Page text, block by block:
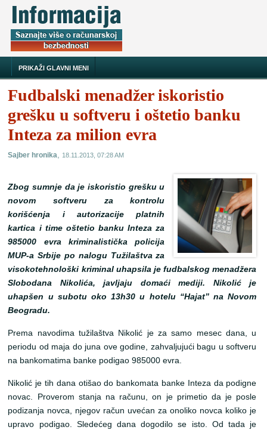
PRIKAŽI GLAVNI MENI
Fudbalski menadžer iskoristio
grešku u softveru i oštetio banku
Inteza za milion evra
Sajber hronika, 18.11.2013, 07:28 AM
Zbog sumnje da je iskoristio grešku u
novom softveru za kontrolu
korišćenja i autorizacije platnih
kartica i time oštetio banku Inteza za
985000 evra kriminalistička policija
MUP-a Srbije po nalogu Tužilaštva za
visokotehnološki kriminal uhapsila je fudbalskog menadžera
Slobodana Nikolića, javljaju domaći mediji. Nikolić je
uhapšen u subotu oko 13h30 u hotelu “Hajat” na Novom
Beogradu.
Prema navodima tužilaštva Nikolić je za samo mesec dana, u
periodu od maja do juna ove godine, zahvaljujući bagu u softveru
na bankomatima banke podigao 985000 evra.
Nikolić je tih dana otišao do bankomata banke Inteza da podigne
novac. Proverom stanja na računu, on je primetio da je posle
podizanja novca, njegov račun uvećan za onoliko novca koliko je
upravo podigao. Sledećeg dana dogodilo se isto. Od tada je